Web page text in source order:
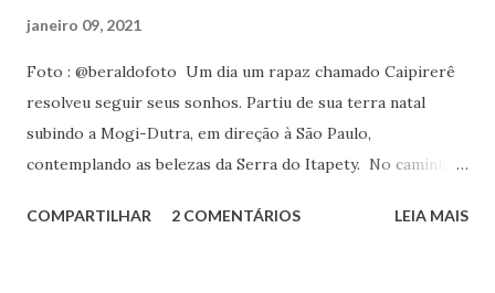
janeiro 09, 2021
Foto : @beraldofoto Um dia um rapaz chamado Caipirerê
resolveu seguir seus sonhos. Partiu de sua terra natal
subindo a Mogi-Dutra, em direção à São Paulo,
contemplando as belezas da Serra do Itapety. No caminho
embalada por músicas de compositores mineiros, e da
COMPARTILHAR 2 COMENTÁRIOS LEIA MAIS